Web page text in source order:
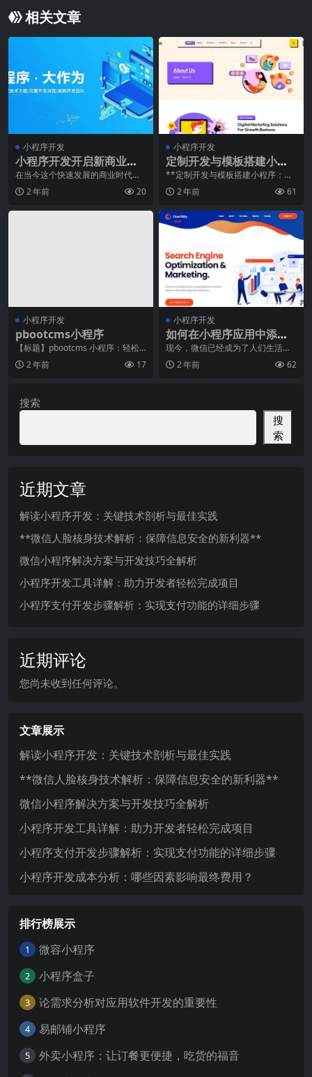
相关文章
小程序开发
小程序开发开启新商业时
代的钥匙
在当今这个快速发展的商业时代，
长春小程序开发已经成为了打开新
商业时代大门的关键。
2 年前 20
小程序开发
定制开发与模板搭建小程
序：哪个更经济？
**定制开发与模板搭建小程序：哪
个更经济？**随着移动互联网的快
速发展，小程序已
2 年前 61
小程序开发
pbootcms小程序
【标题】pbootcms 小程序：轻松
打造专属企业微信小程序【引言】
如今，随着移
2 年前 17
小程序开发
如何在小程序应用中添加
客服功能？
现今，微信已经成为了人们生活中
必不可少的交流方式。不仅如此，
随着智能手机的普及和
2 年前 62
搜索
搜
索
近期文章
解读小程序开发：关键技术剖析与最佳实践
**微信人脸核身技术解析：保障信息安全的新利器**
微信小程序解决方案与开发技巧全解析
小程序开发工具详解：助力开发者轻松完成项目
小程序支付开发步骤解析：实现支付功能的详细步骤
近期评论
您尚未收到任何评论。
文章展示
解读小程序开发：关键技术剖析与最佳实践
**微信人脸核身技术解析：保障信息安全的新利器**
微信小程序解决方案与开发技巧全解析
小程序开发工具详解：助力开发者轻松完成项目
小程序支付开发步骤解析：实现支付功能的详细步骤
小程序开发成本分析：哪些因素影响最终费用？
排行榜展示
1 微容小程序
2 小程序盒子
3 论需求分析对应用软件开发的重要性
4 易邮铺小程序
5 外卖小程序：让订餐更便捷，吃货的福音